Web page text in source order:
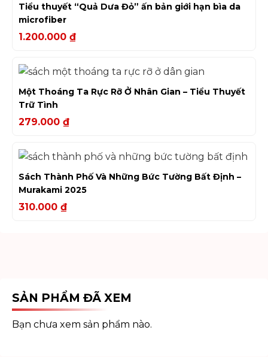
Tiểu thuyết “Quả Dưa Đỏ” ấn bản giới hạn bìa da
microfiber
1.200.000 ₫
Một Thoáng Ta Rực Rỡ Ở Nhân Gian – Tiểu Thuyết
Trữ Tình
279.000 ₫
Sách Thành Phố Và Những Bức Tường Bất Định –
Murakami 2025
310.000 ₫
SẢN PHẨM ĐÃ XEM
Bạn chưa xem sản phẩm nào.